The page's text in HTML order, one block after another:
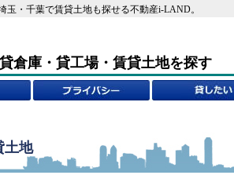
・千葉で賃貸土地も探せる不動産i-LAND。
貸倉庫・貸工場・賃貸土地を探す
土地